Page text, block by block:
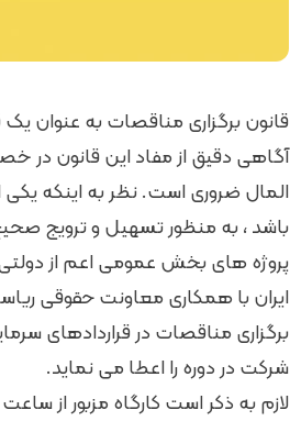
قانون برگزاری مناقصات به عنوان
آگاهی دقیق از مفاد این قانون در
المال ضروری است. نظر به اینکه
باشد ، به منظور تسهیل و ترویج
پروژه های بخش عمومی اعم از
ایران با همکاری معاونت حقوقی
برگزاری مناقصات در قراردادهای
شرکت در دوره را اعطا می نماید.
لازم به ذکر است کارگاه مزبور از ساعت ۰۸/۳۰ تا ۱۲/۳۰